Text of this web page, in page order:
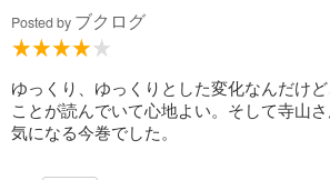
Posted by ブクログ
ゆっくり、ゆっくりとした変化なんだけ
ことが読んでいて心地よい。そして寺山
気になる今巻でした。